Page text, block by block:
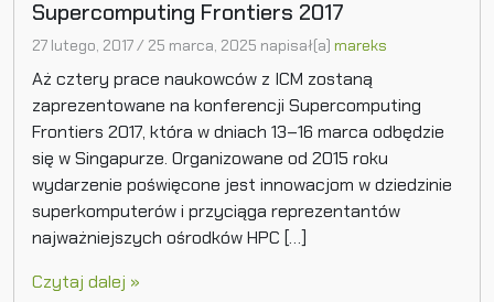
Supercomputing Frontiers 2017
27 lutego, 2017/ 25 marca, 2025 napisał(a) mareks
Aż cztery prace naukowców z ICM zostaną
zaprezentowane na konferencji Supercomputing
Frontiers 2017, która w dniach 13–16 marca odbędzie
się w Singapurze. Organizowane od 2015 roku
wydarzenie poświęcone jest innowacjom w dziedzinie
superkomputerów i przyciąga reprezentantów
najważniejszych ośrodków HPC […]
Czytaj dalej »